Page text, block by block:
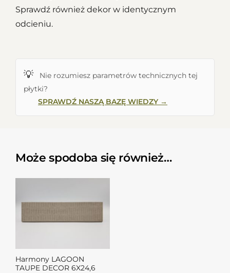
Sprawdź również dekor w identycznym
odcieniu.
💡
Nie rozumiesz parametrów technicznych tej
płytki?
SPRAWDŹ NASZĄ BAZĘ WIEDZY →
Może spodoba się również…
Harmony LAGOON
TAUPE DECOR 6X24,6